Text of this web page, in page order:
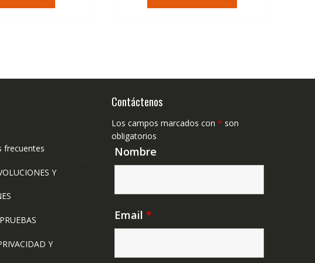
era:
es:
era:
es:
frecuentes
Y
Y
Contáctenos
Los campos marcados con * son
obligatorios
Nombre
Email *